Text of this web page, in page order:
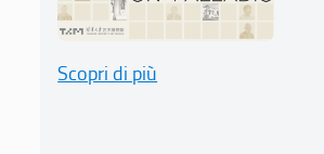
Scopri di più